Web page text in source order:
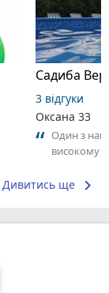
Садиба
3 відгуки
Оксана 33
Один з
високому
Дивитись ще keyboard_arrow_right